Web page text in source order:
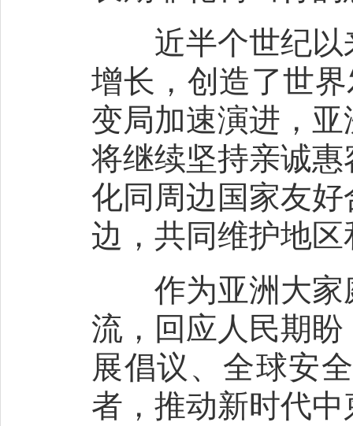
近半个世纪以
增长，创造了世
变局加速演进，
将继续坚持亲诚
化同周边国家友
边，共同维护地
作为亚洲大家
流，回应人民期
展倡议、全球安
者，推动新时代